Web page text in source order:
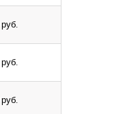
руб.
руб.
руб.